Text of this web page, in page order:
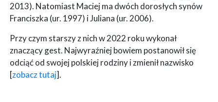
2013). Natomiast Maciej ma dwóch dorosłych synów
Franciszka (ur. 1997) i Juliana (ur. 2006).
Przy czym starszy z nich w 2022 roku wykonał
znaczący gest. Najwyraźniej bowiem postanowił się
odciąć od swojej polskiej rodziny i zmienił nazwisko
[zobacz tutaj].